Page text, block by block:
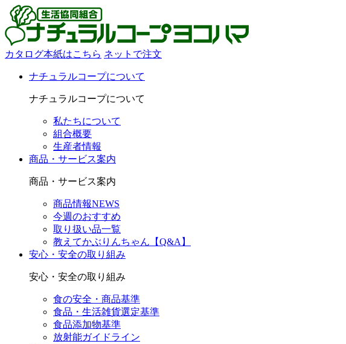
カタログ本紙はこちら ネットで注文
ナチュラルコープについて
ナチュラルコープについて
私たちについて
組合概要
生産者情報
商品・サービス案内
商品・サービス案内
商品情報NEWS
今週のおすすめ
取り扱い品一覧
教えてかぶりんちゃん【Q&A】
安心・安全の取り組み
安心・安全の取り組み
食の安全・商品基準
食品・生活雑貨選定基準
食品添加物基準
放射能ガイドライン